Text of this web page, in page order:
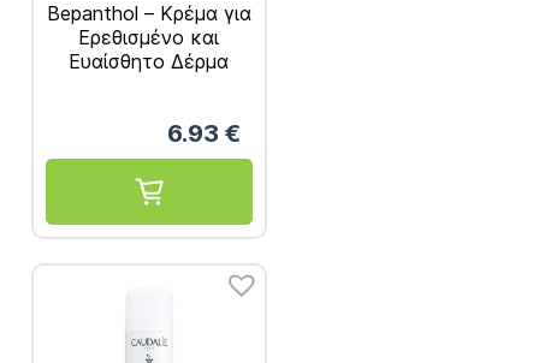
Bepanthol – Κρέμα για
Ερεθισμένο και
Ευαίσθητο Δέρμα
6.93 €